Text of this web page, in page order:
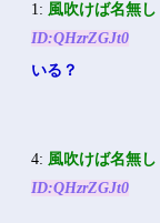
1: 風吹けば名無し
ID:QHzrZGJt0
いる？
4: 風吹けば名無し
ID:QHzrZGJt0